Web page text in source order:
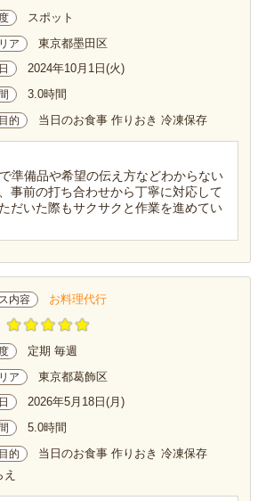
スポット
ア 東京都墨田区
2024年10月1日(火)
3.0時間
的 当日のお食事 作りおき 冷凍保存
準備品や希望の伝え方などわからない
事前の打ち合わせから丁寧に対応して
だいた際もサクサクと作業を進めてい
内容 お料理代行
定期 毎週
ア 東京都葛飾区
2026年5月18日(月)
5.0時間
的
当日のお食事 作りおき 冷凍保存